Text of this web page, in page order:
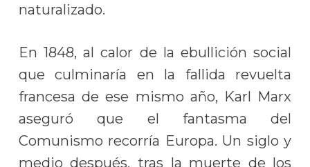
naturalizado.
En 1848, al calor de la ebullición social
que culminaría en la fallida revuelta
francesa de ese mismo año, Karl Marx
aseguró que el fantasma del
Comunismo recorría Europa. Un siglo y
medio después, tras la muerte de los